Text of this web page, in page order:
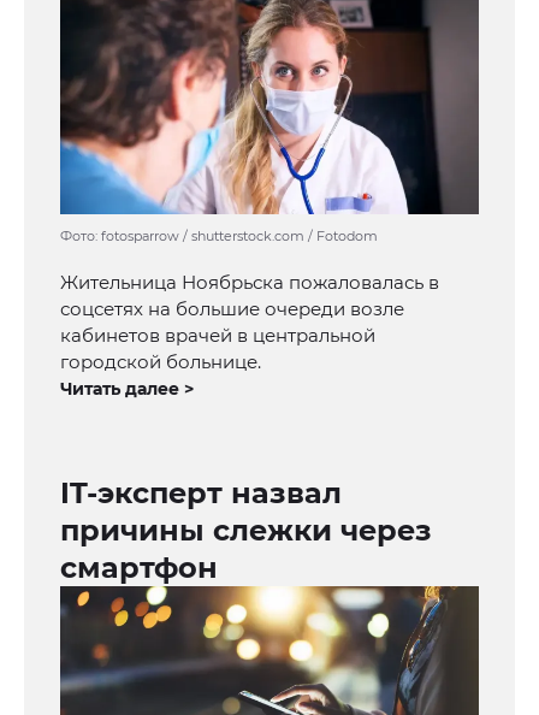
Фото: fotosparrow / shutterstock.com / Fotodom
Жительница Ноябрьска пожаловалась в
соцсетях на большие очереди возле
кабинетов врачей в центральной
городской больнице.
Читать далее >
IT-эксперт назвал
причины слежки через
смартфон